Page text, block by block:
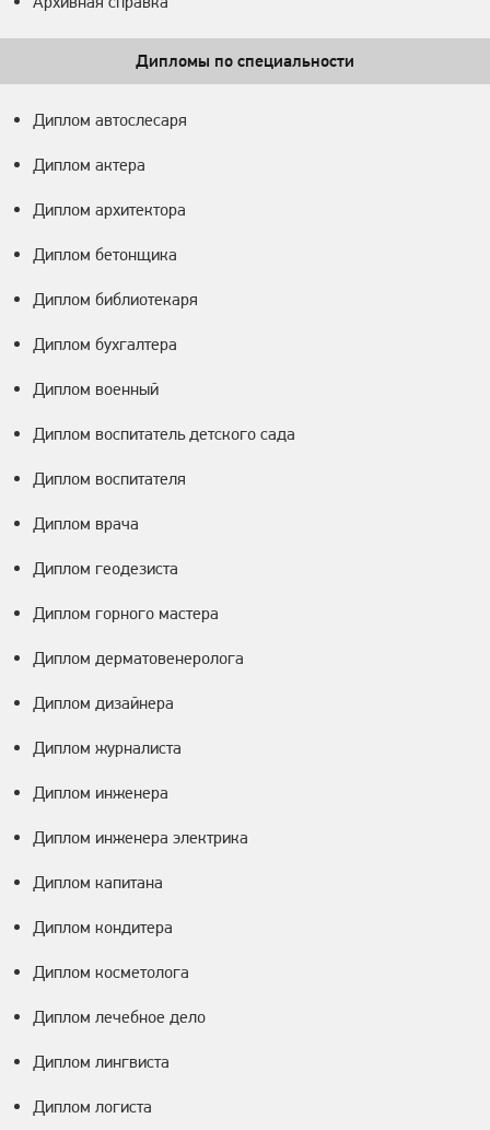
Дипломы по специальности
Диплом автослесаря
Диплом актера
Диплом архитектора
Диплом бетонщика
Диплом библиотекаря
Диплом бухгалтера
Диплом военный
Диплом воспитатель детского сада
Диплом воспитателя
Диплом врача
Диплом геодезиста
Диплом горного мастера
Диплом дерматовенеролога
Диплом дизайнера
Диплом журналиста
Диплом инженера
Диплом инженера электрика
Диплом капитана
Диплом кондитера
Диплом косметолога
Диплом лечебное дело
Диплом лингвиста
Диплом логиста